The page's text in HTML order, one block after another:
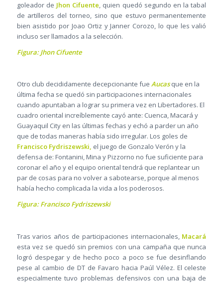
goleador de Jhon Cifuente, quien quedó segundo en la tabal
de artilleros del torneo, sino que estuvo permanentemente
bien asistido por Joao Ortiz y Janner Corozo, lo que les valió
incluso ser llamados a la selección.
Figura: Jhon Cifuente
Otro club decididamente decepcionante fue Aucasque en la
última fecha se quedó sin participaciones internacionales
cuando apuntaban a lograr su primera vez en Libertadores. El
cuadro oriental increíblemente cayó ante: Cuenca, Macará y
Guayaquil City en las últimas fechas y echó a parder un año
que de todas maneras había sido irregular. Los goles de
Francisco Fydriszewski, el juego de Gonzalo Verón y la
defensa de: Fontanini, Mina y Pizzorno no fue suficiente para
coronar el año y el equipo oriental tendrá que replantear un
par de cosas para no volver a sabotearse, porque al menos
había hecho complicada la vida a los poderosos.
Figura: Francisco Fydriszewski
Tras varios años de participaciones internacionales, Macará
esta vez se quedó sin premios con una campaña que nunca
logró despegar y de hecho poco a poco se fue desinflando
pese al cambio de DT de Favaro hacia Paúl Vélez. El celeste
especialmente tuvo problemas defensivos con una baja de